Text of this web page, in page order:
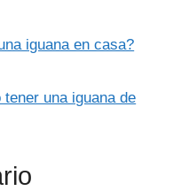
iguana en casa?
una iguana de